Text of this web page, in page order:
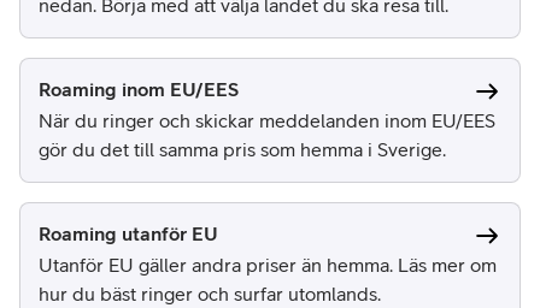
nedan. Börja med att välja landet du ska resa till.
Roaming inom EU/EES
När du ringer och skickar meddelanden inom EU/EES
gör du det till samma pris som hemma i Sverige.
Roaming utanför EU
Utanför EU gäller andra priser än hemma. Läs mer om
hur du bäst ringer och surfar utomlands.